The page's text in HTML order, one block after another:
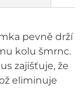
pevně drží
kolu šmrnc.
zajišťuje, že
eliminuje